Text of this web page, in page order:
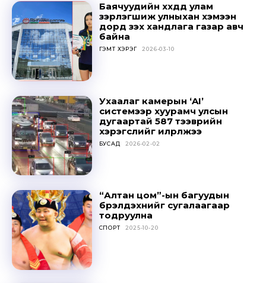
Don't miss
out!
SUBSCRIBE
Баячуудийн хүүхдүүд улам
зэрлэгшиж улныхан хэмээн
дорд үзэх хандлага газар авч
байна
ГЭМТ ХЭРЭГ 2026-03-10
Ухаалаг камерын ‘AI’
системээр хуурамч улсын
дугаартай 587 тээврийн
хэрэгслийг илрүүлжээ
БУСАД 2026-02-02
“Алтан цом”-ын багуудын
бүрэлдэхүүнийг сугалаагаар
тодруулна
СПОРТ 2025-10-20